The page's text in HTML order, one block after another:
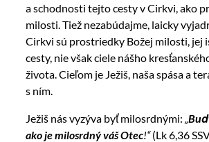
a schodnosti tejto cesty v Cirkvi, ako
milosti. Tiež nezabúdajme, laicky
Cirkvi sú prostriedky Božej milosti, jej
cesty, nie však ciele nášho
života. Cieľom je Ježiš, naša spása a
s ním.
Ježiš nás vyzýva byť milosrdnými: „
ako je milosrdný váš Otec!“(Lk 6,36